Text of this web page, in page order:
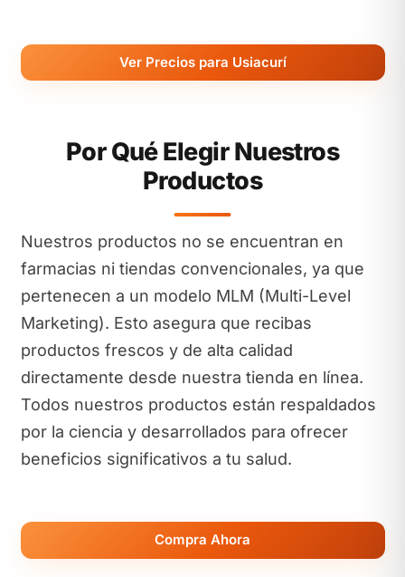
Ver Precios para Usiacurí
Por Qué Elegir Nuestros
Productos
Nuestros productos no se encuentran en
farmacias ni tiendas convencionales, ya que
pertenecen a un modelo MLM (Multi-Level
Marketing). Esto asegura que recibas
productos frescos y de alta calidad
directamente desde nuestra tienda en línea.
Todos nuestros productos están respaldados
por la ciencia y desarrollados para ofrecer
beneficios significativos a tu salud.
Compra Ahora